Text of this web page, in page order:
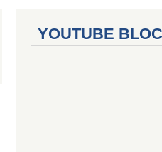
YOUTUBE